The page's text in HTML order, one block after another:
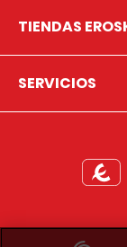
TIENDAS
SERVICIOS